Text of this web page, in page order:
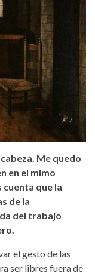
Me quedo
en el mimo
cuenta que la
de la
del trabajo
el gesto de las
ser libres fuera de